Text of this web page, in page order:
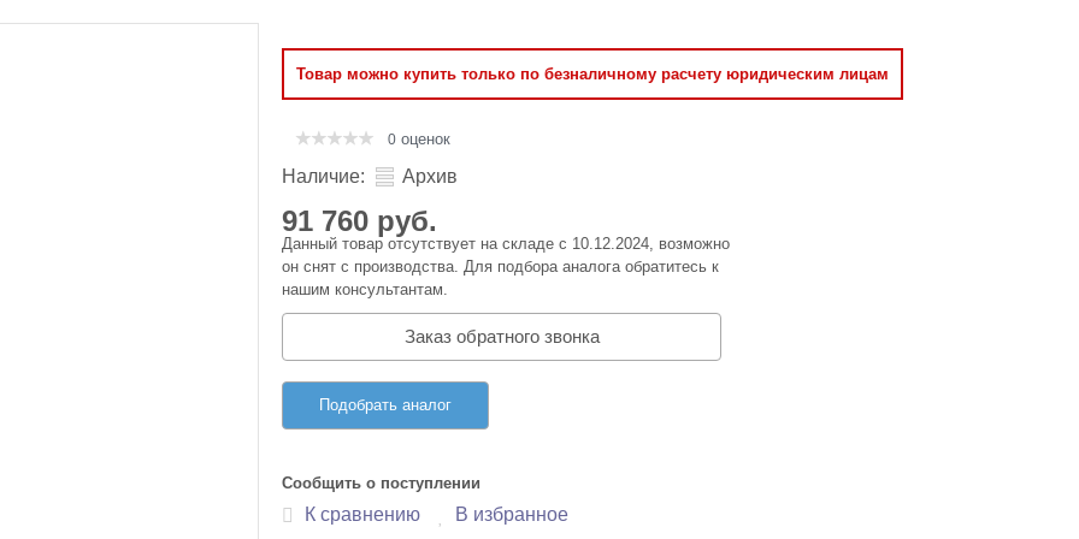
Товар можно купить только по безналичному расчету юридическим лицам
0 оценок
Наличие: Архив
91 760 руб.
Данный товар отсутствует на складе с 10.12.2024, возможно
он снят с производства. Для подбора аналога обратитесь к
нашим консультантам.
Заказ обратного звонка
Подобрать аналог
Сообщить о поступлении
К сравнению В избранное
память